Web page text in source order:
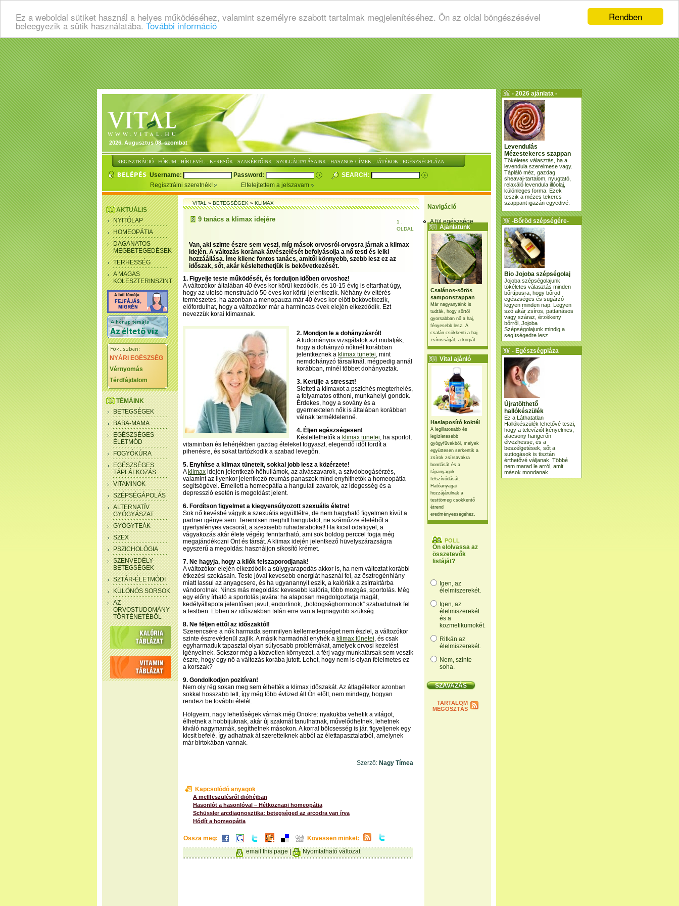
Rendben
Ez a weboldal sütiket használ a helyes működéséhez, valamint személyre szabott tartalmak megjelenítéséhez. Ön az oldal böngészésével
beleegyezik a sütik használatába. További információ
2026. Augusztus 08. szombat
REGISZTRÁCIÓ : FÓRUM : HÍRLEVÉL : KERESŐK : SZAKÉRTŐINK : SZOLGÁLTATÁSAINK : HASZNOS CÍMEK : JÁTÉKOK : EGÉSZSÉGPLÁZA
Username: Password:
SEARCH:
Regisztrálni szeretnék!
Elfelejtettem a jelszavam
Navigáció
A fül egészsége
Ajánlatunk
Csalános-sörös
samponszappan
Már nagyanyáink is
tudták, hogy sörtől
gyorsabban nő a haj,
fényesebb lesz. A
csalán csökkenti a haj
zsírosságát, a korpát.
Vital ajánló
Haslaposító koktél
A legillatosabb és
legízletesebb
gyógyfűvekből, melyek
együttesen serkentik a
zsírok zsírsavakra
bomlását és a
tápanyagok
felszívódását.
Hatóanyagai
hozzájárulnak a
testtömeg csökkentő
étrend
eredményességéhez.
POLL
Ön elolvassa az
összetevők
listáját?
Igen, az
élelmiszerekét.
Igen, az
élelmiszerekét
és a
kozmetikumokét.
Ritkán az
élelmiszerekét.
Nem, szinte
soha.
TARTALOM
MEGOSZTÁS
AKTUÁLIS
NYITÓLAP
HOMEOPÁTIA
DAGANATOS
MEGBETEGEDÉSEK
TERHESSÉG
A MAGAS
KOLESZTERINSZINT
NYÁRI EGÉSZSÉG
Vérnyomás
Térdfájdalom
TÉMÁINK
BETEGSÉGEK
BABA-MAMA
EGÉSZSÉGES
ÉLETMÓD
FOGYÓKÚRA
EGÉSZSÉGES
TÁPLÁLKOZÁS
VITAMINOK
SZÉPSÉGÁPOLÁS
ALTERNATÍV
GYÓGYÁSZAT
GYÓGYTEÁK
SZEX
PSZICHOLÓGIA
SZENVEDÉLY-
BETEGSÉGEK
SZTÁR-ÉLETMÓDI
KÜLÖNÖS SORSOK
AZ
ORVOSTUDOMÁNY
TÖRTÉNETÉBŐL
VITAL»BETEGSÉGEK»KLIMAX
9 tanács a klimax idejére
1 .
OLDAL
Van, aki szinte észre sem veszi, míg mások orvosról-orvosra járnak a klimax
idején. A változás korának átvészelését befolyásolja a nő testi és lelki
hozzáállása. Íme kilenc fontos tanács, amitől könnyebb, szebb lesz ez az
időszak, sőt, akár késleltethetjük is bekövetkezését.
1. Figyelje teste működését, és forduljon időben orvoshoz!
A változókor általában 40 éves kor körül kezdődik, és 10-15 évig is eltarthat úgy,
hogy az utolsó menstruáció 50 éves kor körül jelentkezik. Néhány év eltérés
természetes, ha azonban a menopauza már 40 éves kor előtt bekövetkezik,
előfordulhat, hogy a változókor már a harmincas évek elején elkezdődik. Ezt
nevezzük korai klimaxnak.
2. Mondjon le a dohányzásról!
A tudományos vizsgálatok azt mutatják,
hogy a dohányzó nőknél korábban
jelentkeznek a klimax tünetei, mint
nemdohányzó társaiknál, mégpedig annál
korábban, minél többet dohányoztak.
3. Kerülje a stresszt!
Sietteti a klimaxot a pszichés megterhelés,
a folyamatos otthoni, munkahelyi gondok.
Érdekes, hogy a sovány és a
gyermektelen nők is általában korábban
válnak terméktelenné.
4. Éljen egészségesen!
Késleltethetők a klimax tünetei, ha sportol,
vitaminban és fehérjékben gazdag ételeket fogyaszt, elegendő időt fordít a
pihenésre, és sokat tartózkodik a szabad levegőn.
5. Enyhítse a klimax tüneteit, sokkal jobb lesz a közérzete!
A klimax idején jelentkező hőhullámok, az alvászavarok, a szívdobogásérzés,
valamint az ilyenkor jelentkező reumás panaszok mind enyhíthetők a homeopátia
segítségével. Emellett a homeopátia a hangulati zavarok, az idegesség és a
depresszió esetén is megoldást jelent.
6. Fordítson figyelmet a kiegyensúlyozott szexuális életre!
Sok nő kevésbé vágyik a szexuális együttlétre, de nem hagyható figyelmen kívül a
partner igénye sem. Teremtsen meghitt hangulatot, ne száműzze életéből a
gyertyafényes vacsorát, a szexisebb ruhadarabokat! Ha kicsit odafigyel, a
vágyakozás akár élete végéig fenntartható, ami sok boldog perccel fogja még
megajándékozni Önt és társát. A klimax idején jelentkező hüvelyszárazságra
egyszerű a megoldás: használjon síkosító krémet.
7. Ne hagyja, hogy a kilók felszaporodjanak!
A változókor elején elkezdődik a súlygyarapodás akkor is, ha nem változtat korábbi
étkezési szokásain. Teste jóval kevesebb energiát használ fel, az ösztrogénhiány
miatt lassul az anyagcsere, és ha ugyanannyit eszik, a kalóriák a zsírraktárba
vándorolnak. Nincs más megoldás: kevesebb kalória, több mozgás, sportolás. Még
egy előny írható a sportolás javára: ha alaposan megdolgoztatja magát,
kedélyállapota jelentősen javul, endorfinok, „boldogsághormonok” szabadulnak fel
a testben. Ebben az időszakban talán erre van a legnagyobb szükség.
8. Ne féljen ettől az időszaktól!
Szerencsére a nők harmada semmilyen kellemetlenséget nem észlel, a változókor
szinte észrevétlenül zajlik. A másik harmadnál enyhék a klimax tünetei, és csak
egyharmaduk tapasztal olyan súlyosabb problémákat, amelyek orvosi kezelést
igényelnek. Sokszor még a közvetlen környezet, a férj vagy munkatársak sem veszik
észre, hogy egy nő a változás korába jutott. Lehet, hogy nem is olyan félelmetes ez
a korszak?
9. Gondolkodjon pozitívan!
Nem oly rég sokan meg sem élhették a klimax időszakát. Az átlagéletkor azonban
sokkal hosszabb lett, így még több évtized áll Ön előtt, nem mindegy, hogyan
rendezi be további életét.
Hölgyeim, nagy lehetőségek várnak még Önökre: nyakukba vehetik a világot,
élhetnek a hobbijuknak, akár új szakmát tanulhatnak, művelődhetnek, lehetnek
kiváló nagymamák, segíthetnek másokon. A korral bölcsesség is jár, figyeljenek egy
kicsit befelé, így adhatnak át szeretteiknek abból az élettapasztalatból, amelynek
már birtokában vannak.
Szerző: Nagy Tímea
Kapcsolódó anyagok
A mellfeszülésről dióhéjban
Hasonlót a hasonlóval – Hétköznapi homeopátia
Schüssler arcdiagnosztika: betegséged az arcodra van írva
Hódít a homeopátia
Ossza meg:
Kövessen minket:
email this page
Nyomtatható változat
- 2026 ajánlata -
Levendulás
Mézestekercs szappan
Tökéletes választás, ha a
levendula szerelmese vagy.
Tápláló méz, gazdag
sheavaj-tartalom, nyugtató,
relaxáló levendula illóolaj,
különleges forma. Ezek
teszik a mézes tekercs
szappant igazán egyedivé.
-Bőröd szépségére-
Bio Jojoba szépségolaj
Jojoba szépségolajunk
tökéletes választás minden
bőrtípusra, hogy bőröd
egészséges és sugárzó
legyen minden nap. Legyen
szó akár zsíros, pattanásos
vagy száraz, érzékeny
bőrről, Jojoba
Szépségolajunk mindig a
segítségedre lesz.
- Egészségpláza
ajánlatunk -
Újratölthető
hallókészülék
Ez a Láthatatlan
Hallókészülék lehetővé teszi,
hogy a televíziót kényelmes,
alacsony hangerőn
élvezhesse, és a
beszélgetések, sőt a
suttogások is tisztán
érthetővé váljanak. Többé
nem marad le arról, amit
mások mondanak.